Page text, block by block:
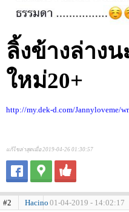
ลิ้งข้างล่างน
ใหม่20+
http://my.dek-d.com/Jannyloveme/
แก้ไขล่าสุดเมื่อ 2019-04-26 01:30:57
#2 Hacino 01-04-2019 - 14:02:17